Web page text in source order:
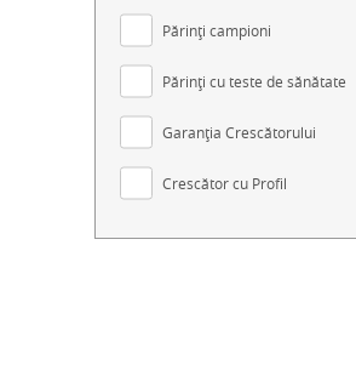
Părinți campioni
Părinți cu teste de sănătate
Garanția Crescătorului
Crescător cu Profil